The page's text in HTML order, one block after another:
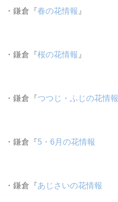
・鎌倉『春の花情報 』
・鎌倉『桜の花情報 』
・鎌倉『つつじ・ふじの花情報
・鎌倉『5・6月の花情報
・鎌倉『あじさいの花情報